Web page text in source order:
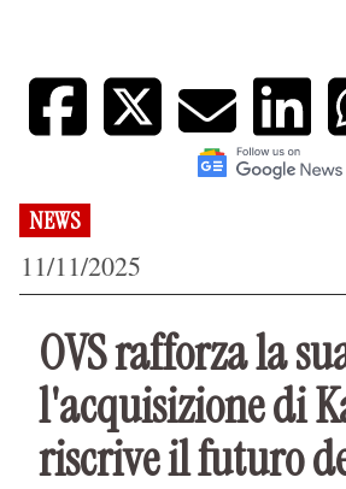
NEWS
11/11/2025
OVS rafforza la
l'acquisizione di
riscrive il futuro